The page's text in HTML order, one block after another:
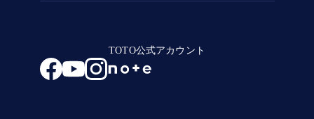
TOTO公式アカウント